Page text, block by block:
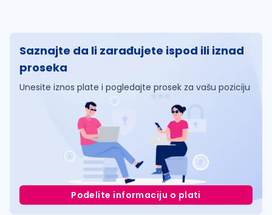
Saznajte da li zarađujete ispod ili iznad
proseka
Unesite iznos plate i pogledajte prosek za vašu poziciju
Podelite informaciju o plati